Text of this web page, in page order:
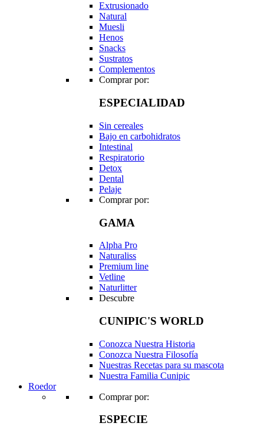
Extrusionado
Natural
Muesli
Henos
Snacks
Sustratos
Complementos
Comprar por:
ESPECIALIDAD
Sin cereales
Bajo en carbohidratos
Intestinal
Respiratorio
Detox
Dental
Pelaje
Comprar por:
GAMA
Alpha Pro
Naturaliss
Premium line
Vetline
Naturlitter
Descubre
CUNIPIC'S WORLD
Conozca Nuestra Historia
Conozca Nuestra Filosofía
Nuestras Recetas para su mascota
Nuestra Familia Cunipic
Roedor
Comprar por:
ESPECIE